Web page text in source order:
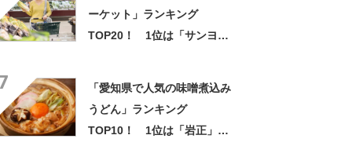
ーケット」ランキング
TOP20！ 1位は「サンヨネ
「愛知県で人気の味噌煮込み
うどん」ランキング
TOP10！ 1位は「岩正」